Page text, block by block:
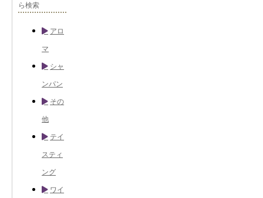
ら検索
アロ
マ
シャ
ンパン
その
他
テイ
スティ
ング
ワイ